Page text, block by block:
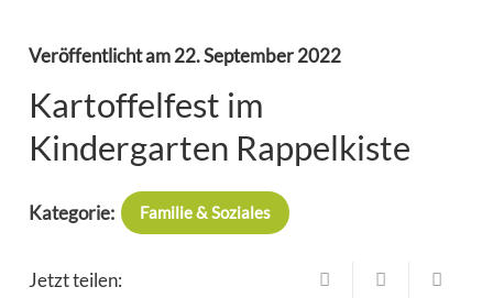
Veröffentlicht am22. September 2022
Kartoffelfest im
Kindergarten Rappelkiste
Kategorie: Familie & Soziales
Jetzt teilen: